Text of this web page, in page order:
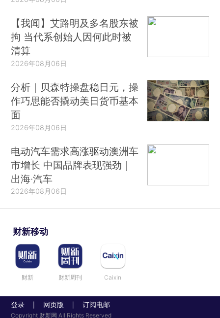
【我闻】艾路明及多名股东被
拘 当代系创始人因何此时被
清算
2026年08月06日
分析｜贝森特操盘稳日元，操
作巧思能否撬动美日货币基本
面
2026年08月06日
电动汽车需求高涨驱动澳洲车
市增长 中国品牌表现强劲｜
出海·汽车
2026年08月06日
财新移动
财新 财新周刊 Caixin
登录 网页版 订阅电邮
Copyright 财新网 All Rights Reserved